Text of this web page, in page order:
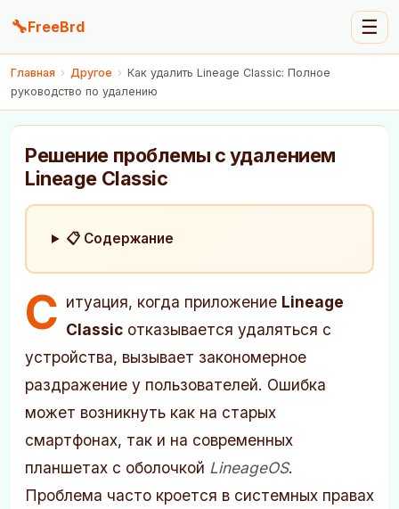
🔧FreeBrd ☰
Главная › Другое › Как удалить Lineage Classic: Полное
руководство по удалению
Решение проблемы с удалением
Lineage Classic
📋 Содержание
С итуация, когда приложение Lineage
Classic отказывается удаляться с
устройства, вызывает закономерное
раздражение у пользователей. Ошибка
может возникнуть как на старых
смартфонах, так и на современных
планшетах с оболочкой LineageOS.
Проблема часто кроется в системных правах